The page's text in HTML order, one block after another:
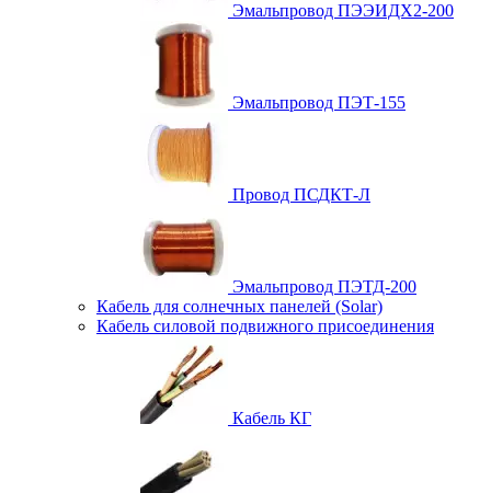
Эмальпровод ПЭЭИДХ2-200
Эмальпровод ПЭТ-155
Провод ПСДКТ-Л
Эмальпровод ПЭТД-200
Кабель для солнечных панелей (Solar)
Кабель силовой подвижного присоединения
Кабель КГ